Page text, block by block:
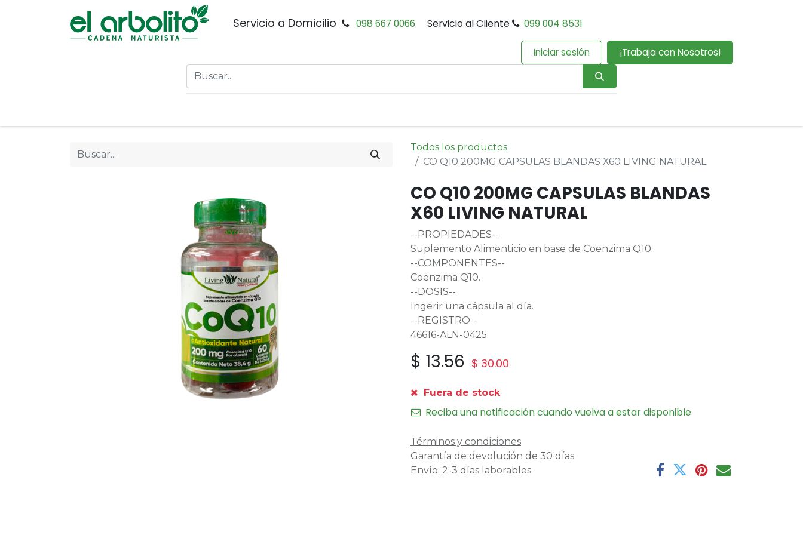
Servicio a Domicilio 098 667 0066 Servicio al Cliente 099 004 8531
Iniciar sesión ¡Trabaja con Nosotros!
Todos los productos
CO Q10 200MG CAPSULAS BLANDAS X60 LIVING NATURAL
CO Q10 200MG CAPSULAS BLANDAS
X60 LIVING NATURAL
--PROPIEDADES--
Suplemento Alimenticio en base de Coenzima Q10.
--COMPONENTES--
Coenzima Q10.
--DOSIS--
Ingerir una cápsula al día.
--REGISTRO--
46616-ALN-0425
$ 13.56 $30.00
Fuera de stock
Reciba una notificación cuando vuelva a estar disponible
Términos y condiciones
Garantía de devolución de 30 días
Envío: 2-3 días laborables